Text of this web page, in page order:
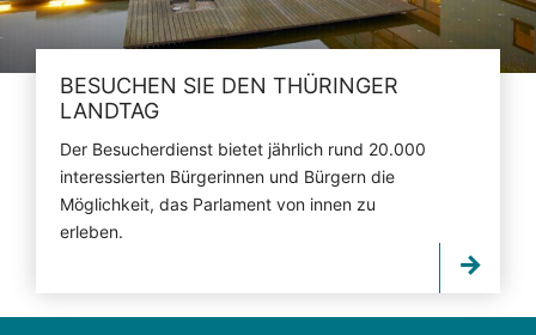
BESUCHEN SIE DEN THÜRINGER
LANDTAG
Der Besucherdienst bietet jährlich rund 20.000
interessierten Bürgerinnen und Bürgern die
Möglichkeit, das Parlament von innen zu
erleben.